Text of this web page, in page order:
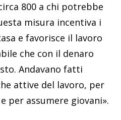
800 a chi potrebbe
misura incentiva i
e favorisce il lavoro
che con il denaro
Andavano fatti
attive del lavoro, per
per assumere giovani».